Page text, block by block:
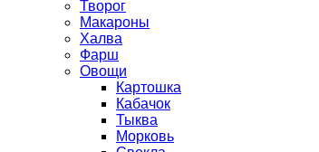
Творог
Макароны
Халва
Фарш
Овощи
Картошка
Кабачок
Тыква
Морковь